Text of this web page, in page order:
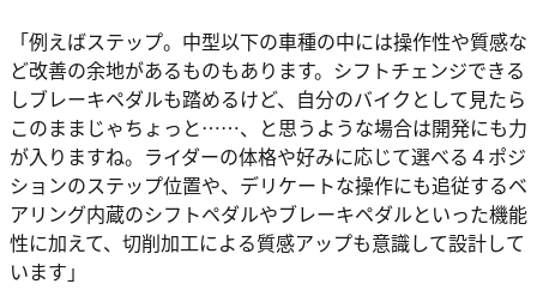
「例えばステップ。中型以下の車種の中には操作性や質感な
ど改善の余地があるものもあります。シフトチェンジできる
しブレーキペダルも踏めるけど、自分のバイクとして見たら
このままじゃちょっと……、と思うような場合は開発にも力
が入りますね。ライダーの体格や好みに応じて選べる４ポジ
ションのステップ位置や、デリケートな操作にも追従するベ
アリング内蔵のシフトペダルやブレーキペダルといった機能
性に加えて、切削加工による質感アップも意識して設計して
います」